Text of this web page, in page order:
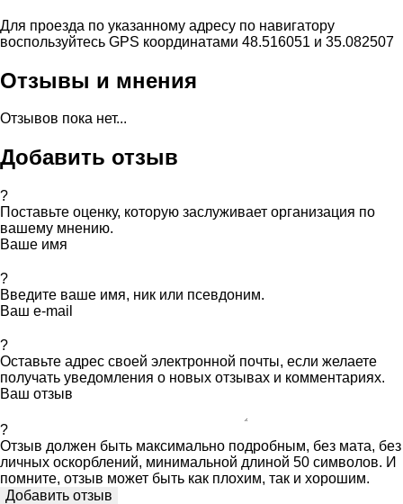
Для проезда по указанному адресу по навигатору
воспользуйтесь GPS координатами 48.516051 и 35.082507
Отзывы и мнения
Отзывов пока нет...
Добавить отзыв
?
Поставьте оценку, которую заслуживает организация по
вашему мнению.
Ваше имя
?
Введите ваше имя, ник или псевдоним.
Ваш e-mail
?
Оставьте адрес своей электронной почты, если желаете
получать уведомления о новых отзывах и комментариях.
Ваш отзыв
?
Отзыв должен быть максимально подробным, без мата, без
личных оскорблений, минимальной длиной 50 символов. И
помните, отзыв может быть как плохим, так и хорошим.